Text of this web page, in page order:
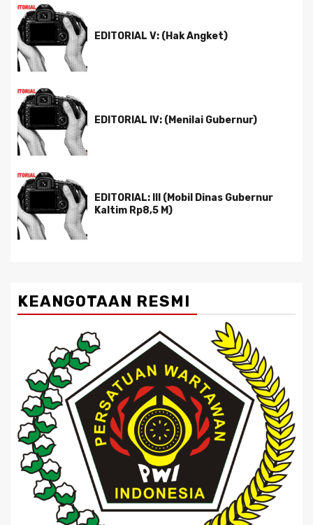
EDITORIAL V: (Hak Angket)
EDITORIAL IV: (Menilai Gubernur)
EDITORIAL: III (Mobil Dinas Gubernur
Kaltim Rp8,5 M)
KEANGOTAAN RESMI